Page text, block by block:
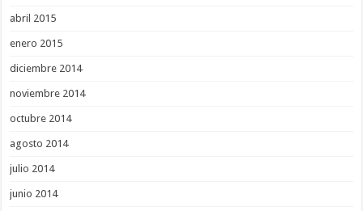
abril 2015
enero 2015
diciembre 2014
noviembre 2014
octubre 2014
agosto 2014
julio 2014
junio 2014